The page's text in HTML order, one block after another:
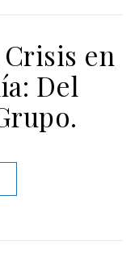
en
Del